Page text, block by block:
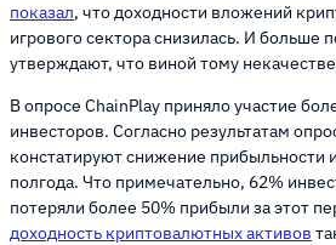
показал, что доходности вложений
игрового сектора снизилась. И больше
утверждают, что виной тому
В опросе ChainPlay приняло участие
инвесторов. Согласно результатам
констатируют снижение прибыльности
полгода. Что примечательно, 62%
потеряли более 50% прибыли за этот
доходность криптовалютных активов